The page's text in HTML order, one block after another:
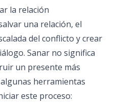
la relación
una relación, el
del conflicto y crear
Sanar no significa
un presente más
herramientas
este proceso: